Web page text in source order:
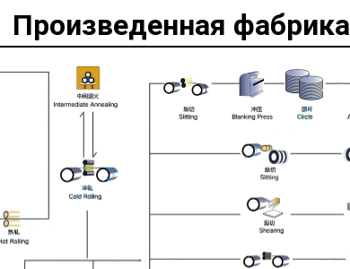
Произведенная фабрика